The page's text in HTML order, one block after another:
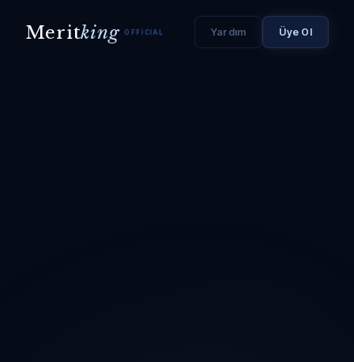
Meritking OFFICIAL Yardım Üye Ol